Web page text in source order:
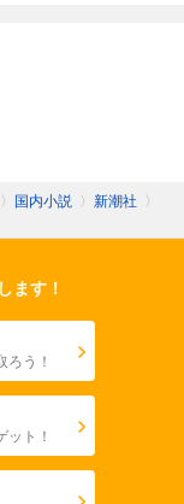
〉 国内小説 〉 新潮社 〉
ます！
う！
ト！